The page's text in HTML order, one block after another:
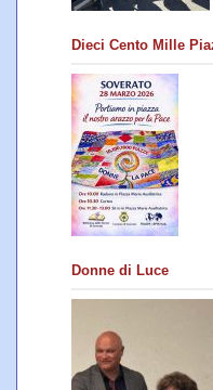
Dieci Cento Mille
Donne di Luce